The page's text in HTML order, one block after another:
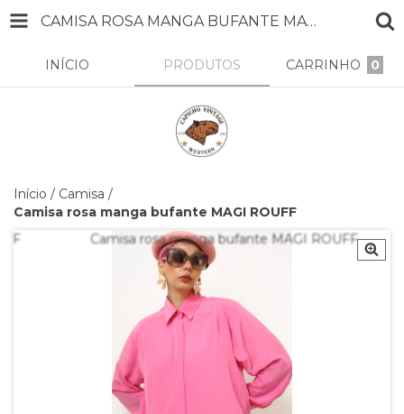
CAMISA ROSA MANGA BUFANTE MAGI ROUFF
INÍCIO PRODUTOS CARRINHO 0
Início / Camisa /
Camisa rosa manga bufante MAGI ROUFF